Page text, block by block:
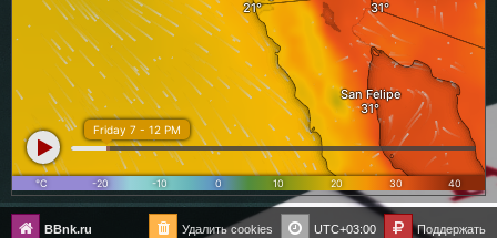
BBnk.ru Поддержать
UTC+03:00
Удалить cookies